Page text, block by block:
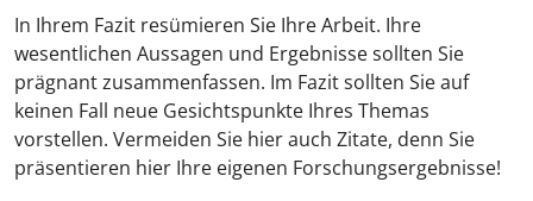
In Ihrem Fazit resümieren Sie Ihre Arbeit. Ihre
wesentlichen Aussagen und Ergebnisse sollten Sie
prägnant zusammenfassen. Im Fazit sollten Sie auf
keinen Fall neue Gesichtspunkte Ihres Themas
vorstellen. Vermeiden Sie hier auch Zitate, denn Sie
präsentieren hier Ihre eigenen Forschungsergebnisse!